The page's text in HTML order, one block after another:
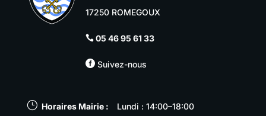
17250 ROMEGOUX
 05 46 95 61 33
Suivez-nous
} Horaires Mairie :
Lundi : 14:00–18:00